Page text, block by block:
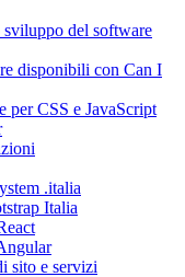
del software
disponibili con Can I
per CSS e JavaScript
.italia
Italia
sito e servizi